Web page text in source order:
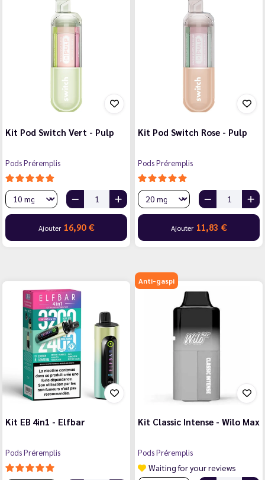
Kit Pod Switch Vert - Pulp
Pods Préremplis
Ajouter 16,90 €
Kit Pod Switch Rose - Pulp
Pods Préremplis
Ajouter 11,83 €
Kit EB 4in1 - Elfbar
Pods Préremplis
Anti-gaspi
Kit Classic Intense - Wilo Max
Pods Préremplis
Waiting for your reviews